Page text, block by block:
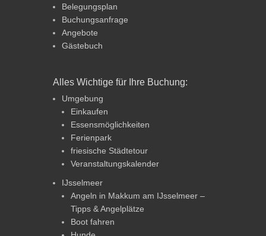
Belegungsplan
Buchungsanfrage
Angebote
Gästebuch
Alles Wichtige für Ihre Buchung:
Umgebung
Einkaufen
Essensmöglichkeiten
Ferienpark
friesische Städtetour
Veranstaltungskalender
IJsselmeer
Angeln in Makkum am IJsselmeer –
Tipps & Angelplätze
Boot fahren